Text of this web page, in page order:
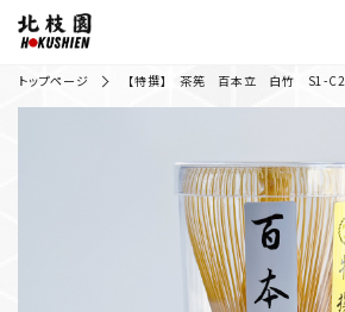
トップページ 【特撰】 茶筅 百本立 白竹 S1-C2